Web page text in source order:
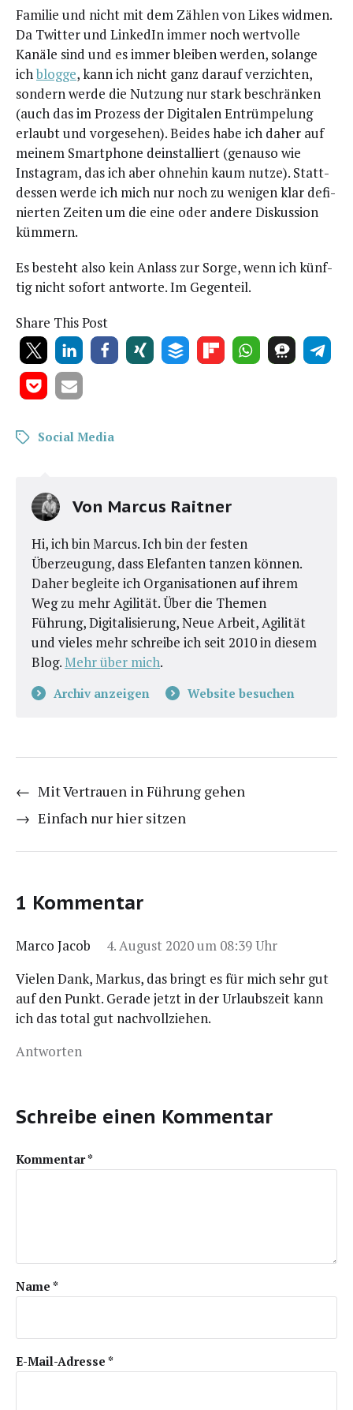
Fami­lie und nicht mit dem Zäh­len von Likes wid­men.
Da Twit­ter und Lin­ke­dIn immer noch wert­vol­le
Kanä­le sind und es immer blei­ben wer­den, solan­ge
ichblog­ge, kann ich nicht ganz dar­auf ver­zich­ten,
son­dern wer­de die Nut­zung nur stark beschrän­ken
(auch das im Pro­zess der Digi­ta­len Ent­rüm­pe­lung
erlaubt und vor­ge­se­hen). Bei­des habe ich daher auf
mei­nem Smart­phone deinstal­liert (genau­so wie
Insta­gram, das ich aber ohne­hin kaum nut­ze). Statt­
des­sen wer­de ich mich nur noch zu weni­gen klar defi­
nier­ten Zei­ten um die eine oder ande­re Dis­kus­si­on
kümmern.
Es besteht also kein Anlass zur Sor­ge, wenn ich künf­
tig nicht sofort ant­wor­te. Im Gegenteil.
Share This Post
Social Media
Von Marcus Raitner
Hi, ich bin Marcus. Ich bin der festen
Überzeugung, dass Elefanten tanzen können.
Daher begleite ich Organisationen auf ihrem
Weg zu mehr Agilität. Über die Themen
Führung, Digitalisierung, Neue Arbeit, Agilität
und vieles mehr schreibe ich seit 2010 in diesem
Blog.Mehr über mich.
Archiv anzeigen Website besuchen
← Mit Vertrauen in Führung gehen
→ Einfach nur hier sitzen
1 Kommentar
Marco Jacob
4. August 2020 um 08:39 Uhr
Vie­len Dank, Mar­kus, das bringt es für mich sehr gut
auf den Punkt. Gera­de jetzt in der Urlaubs­zeit kann
ich das total gut nachvollziehen.
Antworten
Schreibe einen Kommentar
Kommentar*
Name *
E-Mail-Adresse *